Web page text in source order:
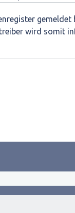
gemeldet
wird somit